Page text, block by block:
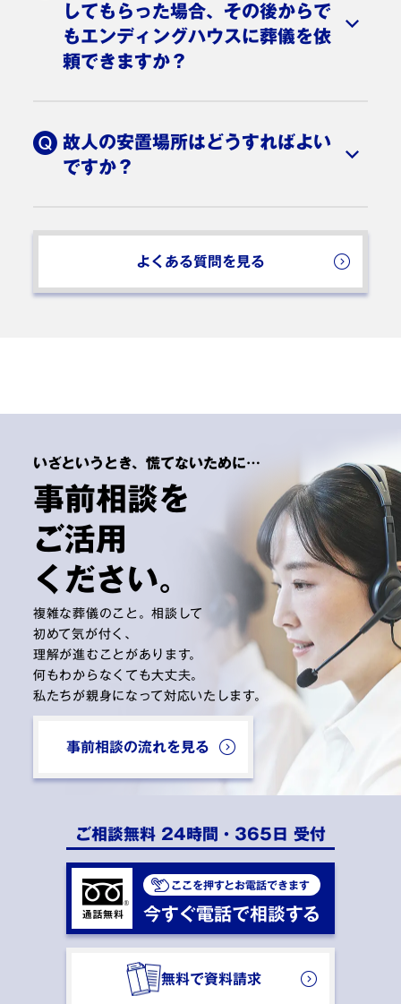
タッフが説明いたしますのでご安心ください。
すので、ご安心ください。
してもらった場合、その後からで
もエンディングハウスに葬儀を依
頼できますか？
故人の安置場所はどうすればよい
ですか？
よくある質問を見る
いざというとき、慌てないために…
事前相談を
ご活用
ください。
複雑な葬儀のこと。相談して
初めて気が付く、
理解が進むことがあります。
何もわからなくても大丈夫。
私たちが親身になって対応いたします。
事前相談の流れを見る
ご相談無料 24時間・365日 受付
ここを押すとお電話できます
今すぐ電話で相談する
無料で資料請求